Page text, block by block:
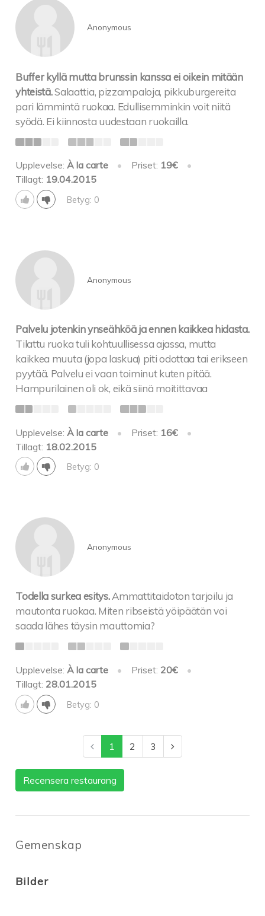
Anonymous
Buffer kyllä mutta brunssin kanssa ei oikein mitään
yhteistä.Salaattia, pizzampaloja, pikkuburgereita
pari lämmintä ruokaa. Edullisemminkin voit niitä
syödä. Ei kiinnosta uudestaan ruokailla.
Upplevelse:À la carte • Priset: 19€
•
Tillagt: 19.04.2015
Betyg: 0
Anonymous
Palvelu jotenkin ynseähköä ja ennen kaikkea hidasta.
Tilattu ruoka tuli kohtuullisessa ajassa, mutta
kaikkea muuta (jopa laskua) piti odottaa tai erikseen
pyytää. Palvelu ei vaan toiminut kuten pitää.
Hampurilainen oli ok, eikä siinä moitittavaa
Upplevelse:À la carte • Priset: 16€
•
Tillagt: 18.02.2015
Betyg: 0
Anonymous
Todella surkea esitys.Ammattitaidoton tarjoilu ja
mautonta ruokaa. Miten ribseistä yöipäätän voi
saada lähes täysin mauttomia?
Upplevelse:À la carte • Priset: 20€
•
Tillagt: 28.01.2015
Betyg: 0
1 2 3
Recensera restaurang
Gemenskap
Bilder